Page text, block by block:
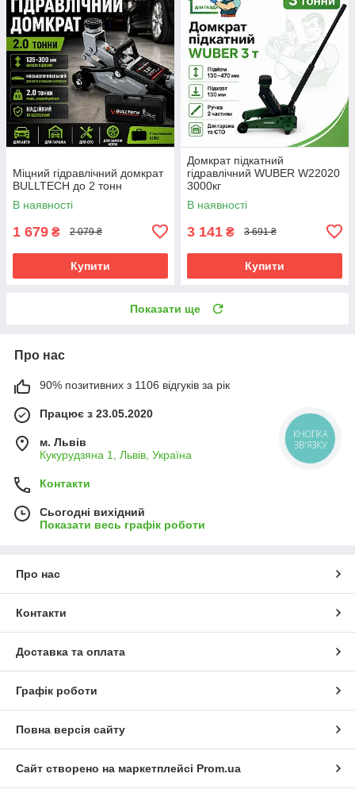
Міцний гідравлічний домкрат
BULLTECH до 2 тонн
В наявності
1 679 ₴ 2 079 ₴
Купити
Домкрат підкатний
гідравлічний WUBER W22020
3000кг
В наявності
3 141 ₴ 3 691 ₴
Купити
Показати ще
Про нас
90% позитивних з 1106 відгуків за рік
Працює з 23.05.2020
м. Львів
Кукурудзяна 1, Львів, Україна
Контакти
Сьогодні вихідний
Показати весь графік роботи
Про нас
Контакти
Доставка та оплата
Графік роботи
Повна версія сайту
Сайт створено на маркетплейсі Prom.ua
КНОПКА
ЗВ'ЯЗКУ